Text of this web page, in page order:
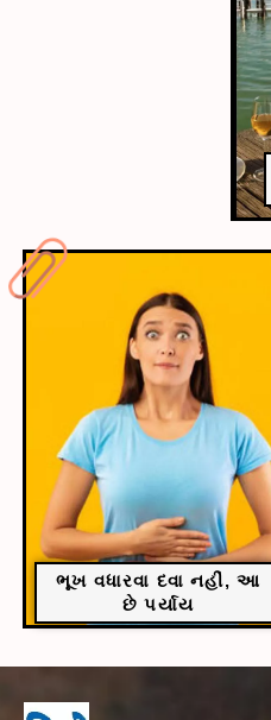
ભૂખ વધારવા દવા નહીં, આ
છે પર્યાય